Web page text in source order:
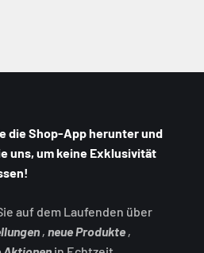
die Shop-App herunter und
uns, um keine Exklusivität
auf dem Laufenden über
, neue Produkte ,